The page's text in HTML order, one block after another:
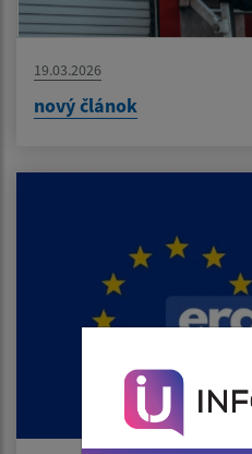
19.03.2026
nový článok